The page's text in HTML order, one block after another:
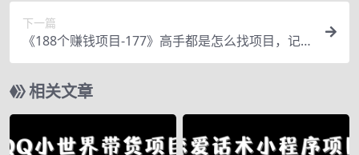
下一篇
《188个赚钱项目-177》高手都是怎么找项目，记
住这几点，永远不缺项目
相关文章